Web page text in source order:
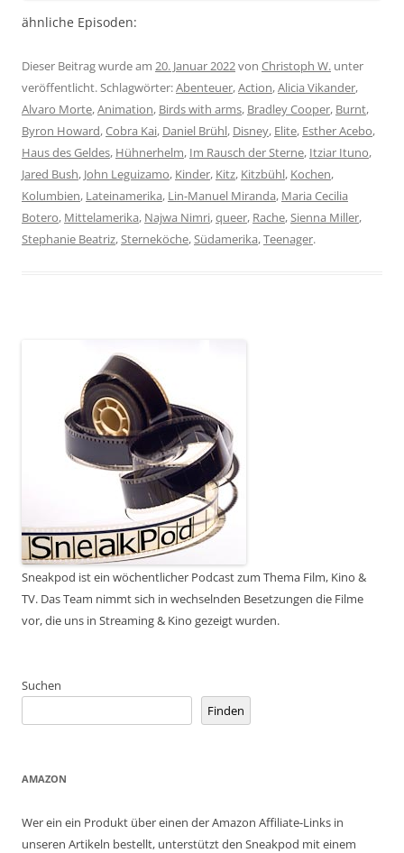
ähnliche Episoden:
Dieser Beitrag wurde am 20. Januar 2022von Christoph W. unter
veröffentlicht. Schlagwörter:Abenteuer,Action,Alicia Vikander,
Alvaro Morte,Animation, Birds with arms, Bradley Cooper, Burnt,
Byron Howard,Cobra Kai, Daniel Brühl, Disney, Elite, Esther Acebo,
Haus des Geldes, Hühnerhelm, Im Rausch der Sterne, Itziar Ituno,
Jared Bush, John Leguizamo, Kinder, Kitz, Kitzbühl, Kochen,
Kolumbien, Lateinamerika, Lin-Manuel Miranda, Maria Cecilia
Botero, Mittelamerika, Najwa Nimri,queer, Rache,Sienna Miller,
Stephanie Beatriz,Sterneköche,Südamerika,Teenager.
Sneakpod ist ein wöchentlicher Podcast zum Thema Film, Kino &
TV. Das Team nimmt sich in wechselnden Besetzungen die Filme
vor, die uns in Streaming & Kino gezeigt wurden.
Suchen
Finden
AMAZON
Wer ein ein Produkt über einen der Amazon Affiliate-Links in
unseren Artikeln bestellt, unterstützt den Sneakpod mit einem